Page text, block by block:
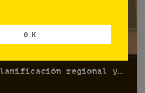
Red para la planificación regional y comunal 2017
0 K